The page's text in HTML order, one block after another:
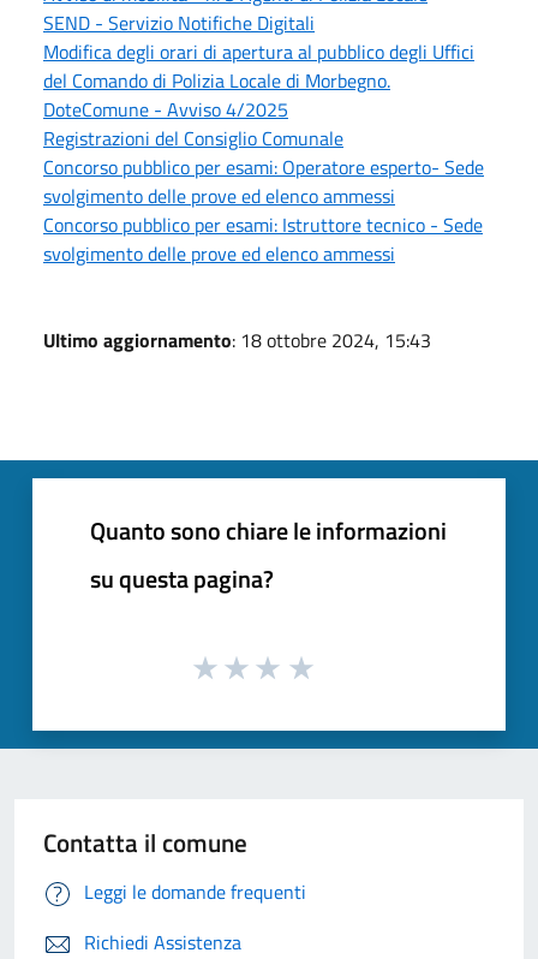
SEND - Servizio Notifiche Digitali
Modifica degli orari di apertura al pubblico degli Uffici
del Comando di Polizia Locale di Morbegno.
DoteComune - Avviso 4/2025
Registrazioni del Consiglio Comunale
Concorso pubblico per esami: Operatore esperto- Sede
svolgimento delle prove ed elenco ammessi
Concorso pubblico per esami: Istruttore tecnico - Sede
svolgimento delle prove ed elenco ammessi
Ultimo aggiornamento: 18 ottobre 2024, 15:43
Quanto sono chiare le informazioni
su questa pagina?
Contatta il comune
Leggi le domande frequenti
Richiedi Assistenza